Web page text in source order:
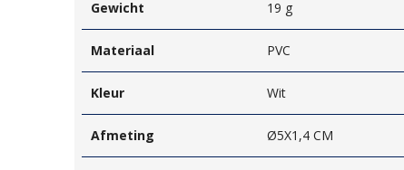
Gewicht 19 g
Materiaal PVC
Kleur Wit
Afmeting Ø5X1,4 CM